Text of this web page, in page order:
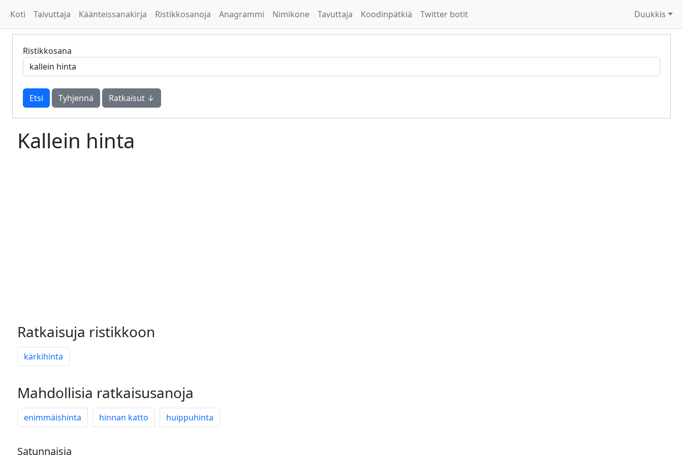
Koti Taivuttaja Käänteissanakirja Ristikkosanoja Anagrammi Nimikone Tavuttaja Koodinpätkiä Twitter botit Duukkis
Ristikkosana
Tyhjennä Ratkaisut ↓
Kallein hinta
Ratkaisuja ristikkoon
kärkihinta
Mahdollisia ratkaisusanoja
enimmäishinta hinnan katto huippuhinta
Satunnaisia